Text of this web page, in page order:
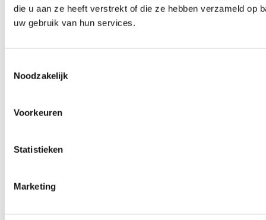
die u aan ze heeft verstrekt of die ze hebben verzameld op
uw gebruik van hun services.
Noodzakelijk
Voorkeuren
Statistieken
Marketing
Deze pagina is 390 keer bezocht.